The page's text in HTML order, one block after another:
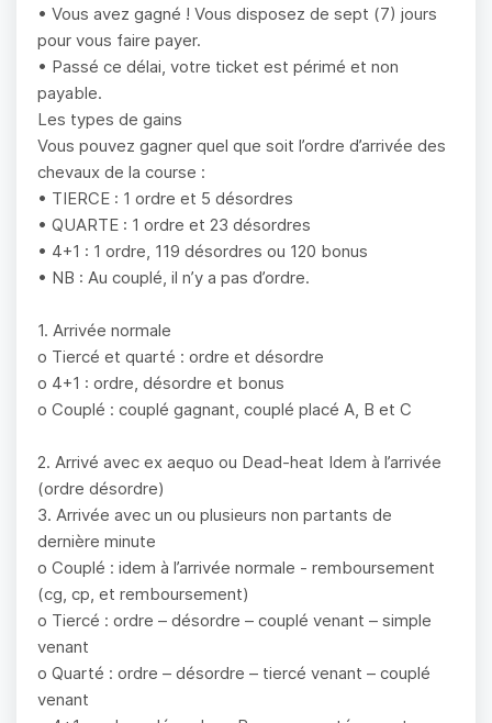
• Vous avez gagné ! Vous disposez de sept (7) jours
pour vous faire payer.
• Passé ce délai, votre ticket est périmé et non
payable.
Les types de gains
Vous pouvez gagner quel que soit l’ordre d’arrivée des
chevaux de la course :
• TIERCE : 1 ordre et 5 désordres
• QUARTE : 1 ordre et 23 désordres
• 4+1 : 1 ordre, 119 désordres ou 120 bonus
• NB : Au couplé, il n’y a pas d’ordre.
1. Arrivée normale
o Tiercé et quarté : ordre et désordre
o 4+1 : ordre, désordre et bonus
o Couplé : couplé gagnant, couplé placé A, B et C
2. Arrivé avec ex aequo ou Dead-heat Idem à l’arrivée
(ordre désordre)
3. Arrivée avec un ou plusieurs non partants de
dernière minute
o Couplé : idem à l’arrivée normale - remboursement
(cg, cp, et remboursement)
o Tiercé : ordre – désordre – couplé venant – simple
venant
o Quarté : ordre – désordre – tiercé venant – couplé
venant